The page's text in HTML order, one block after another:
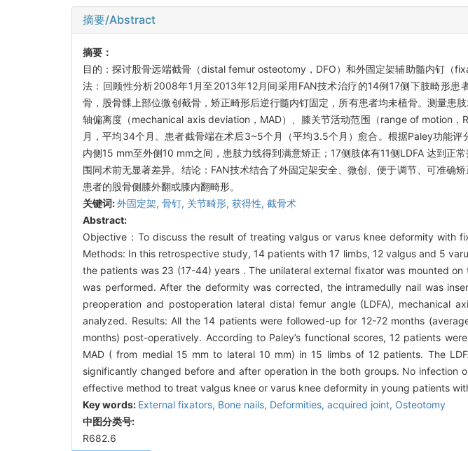
摘要/Abstract
摘要：
目的：探讨股骨远端截骨（distal femur osteotomy，DFO）和外固定架辅助髓内钉（
法：回顾性分析2008年1月至2013年12月间采用FAN技术治疗的14例17侧下肢畸形
骨，股骨髁上部位微创截骨，矫正畸形后逆行髓内钉固定，所有患者均未植骨。测量
轴偏离度（mechanical axis deviation，MAD）、膝关节活动范围（range of motion，
月，平均34个月。患者截骨端在术后3~5个月（平均3.5个月）愈合。根据Paley功能
内侧15 mm至外侧10 mm之间，患肢力线得到满意矫正；17侧肢体有11侧LDFA 达到正
围同术前无显著差异。结论：FAN技术结合了外固定架安全、微创、便于调节、可准确
患者的股骨侧膝外翻或膝内翻畸形。
关键词:外固定架, 骨钉, 关节畸形, 获得性, 截骨术
Abstract:
Objective：To discuss the result of treating valgus or varus knee deformity with
Methods: In this retrospective study, 14 patients with 17 limbs, 12 valgus and 5
the patients was 23 (17-44) years . The unilateral external fixator was mounted
was performed. After the deformity was corrected, the intramedully nail was
preoperation and postoperation lateral distal femur angle (LDFA), mechanical
analyzed. Results: All the 14 patients were followed-up for 12-72 months
months) post-operatively. According to Paley’s functional scores, 12 patients
MAD ( from medial 15 mm to lateral 10 mm) in 15 limbs of 12 patients. The
significantly changed before and after operation in the both groups. No infection
effective method to treat valgus knee or varus knee deformity in young patients
Key words: External fixators, Bone nails, Deformities, acquired joint, Osteotomy
中图分类号:
R682.6